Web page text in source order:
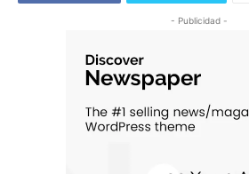
- Publicidad -